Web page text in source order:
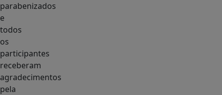
parabenizados
e
todos
os
participantes
receberam
agradecimentos
pela